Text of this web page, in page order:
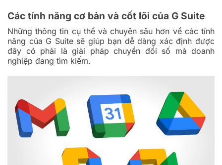
Các tính năng cơ bản và cốt lõi của G Suite
Những thông tin cụ thể và chuyên sâu hơn về các tính
năng của G Suite sẽ giúp bạn dễ dàng xác định được
đây có phải là giải pháp chuyển đổi số mà doanh
nghiệp đang tìm kiếm.